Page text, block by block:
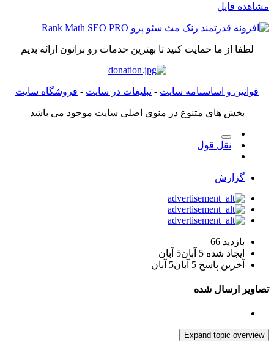
فایل
لطفا از ما حمایت کنید تا بهترین خدمات رو براتون ارائه بدیم
قوانین و اساسنامه سایت- تبلیغات در سایت- فروشگاه سایت
بخش های متنوع در منوی اصلی سایت موجود می باشد
نقل قول
گزارش
بازدید 66
ایجاد شده 5 آبان
5 آبان
آخرین پاسخ 5 آبان 5 آبان
ارسال شده
Expand topic overview